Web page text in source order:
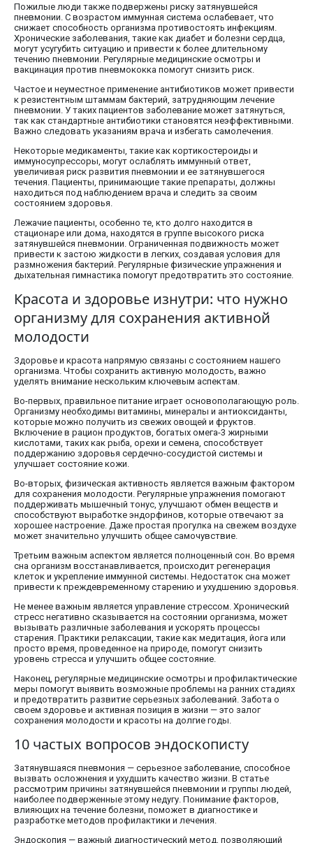
Пожилые люди также подвержены риску затянувшейся
пневмонии. С возрастом иммунная система ослабевает, что
снижает способность организма противостоять инфекциям.
Хронические заболевания, такие как диабет и болезни сердца,
могут усугубить ситуацию и привести к более длительному
течению пневмонии. Регулярные медицинские осмотры и
вакцинация против пневмококка помогут снизить риск.
Частое и неуместное применение антибиотиков может привести
к резистентным штаммам бактерий, затрудняющим лечение
пневмонии. У таких пациентов заболевание может затянуться,
так как стандартные антибиотики становятся неэффективными.
Важно следовать указаниям врача и избегать самолечения.
Некоторые медикаменты, такие как кортикостероиды и
иммуносупрессоры, могут ослаблять иммунный ответ,
увеличивая риск развития пневмонии и ее затянувшегося
течения. Пациенты, принимающие такие препараты, должны
находиться под наблюдением врача и следить за своим
состоянием здоровья.
Лежачие пациенты, особенно те, кто долго находится в
стационаре или дома, находятся в группе высокого риска
затянувшейся пневмонии. Ограниченная подвижность может
привести к застою жидкости в легких, создавая условия для
размножения бактерий. Регулярные физические упражнения и
дыхательная гимнастика помогут предотвратить это состояние.
Красота и здоровье изнутри: что нужно
организму для сохранения активной
молодости
Здоровье и красота напрямую связаны с состоянием нашего
организма. Чтобы сохранить активную молодость, важно
уделять внимание нескольким ключевым аспектам.
Во-первых, правильное питание играет основополагающую роль.
Организму необходимы витамины, минералы и антиоксиданты,
которые можно получить из свежих овощей и фруктов.
Включение в рацион продуктов, богатых омега-3 жирными
кислотами, таких как рыба, орехи и семена, способствует
поддержанию здоровья сердечно-сосудистой системы и
улучшает состояние кожи.
Во-вторых, физическая активность является важным фактором
для сохранения молодости. Регулярные упражнения помогают
поддерживать мышечный тонус, улучшают обмен веществ и
способствуют выработке эндорфинов, которые отвечают за
хорошее настроение. Даже простая прогулка на свежем воздухе
может значительно улучшить общее самочувствие.
Третьим важным аспектом является полноценный сон. Во время
сна организм восстанавливается, происходит регенерация
клеток и укрепление иммунной системы. Недостаток сна может
привести к преждевременному старению и ухудшению здоровья.
Не менее важным является управление стрессом. Хронический
стресс негативно сказывается на состоянии организма, может
вызывать различные заболевания и ускорять процессы
старения. Практики релаксации, такие как медитация, йога или
просто время, проведенное на природе, помогут снизить
уровень стресса и улучшить общее состояние.
Наконец, регулярные медицинские осмотры и профилактические
меры помогут выявить возможные проблемы на ранних стадиях
и предотвратить развитие серьезных заболеваний. Забота о
своем здоровье и активная позиция в жизни — это залог
сохранения молодости и красоты на долгие годы.
10 частых вопросов эндоскописту
Затянувшаяся пневмония — серьезное заболевание, способное
вызвать осложнения и ухудшить качество жизни. В статье
рассмотрим причины затянувшейся пневмонии и группы людей,
наиболее подверженные этому недугу. Понимание факторов,
влияющих на течение болезни, поможет в диагностике и
разработке методов профилактики и лечения.
Эндоскопия — важный диагностический метод, позволяющий